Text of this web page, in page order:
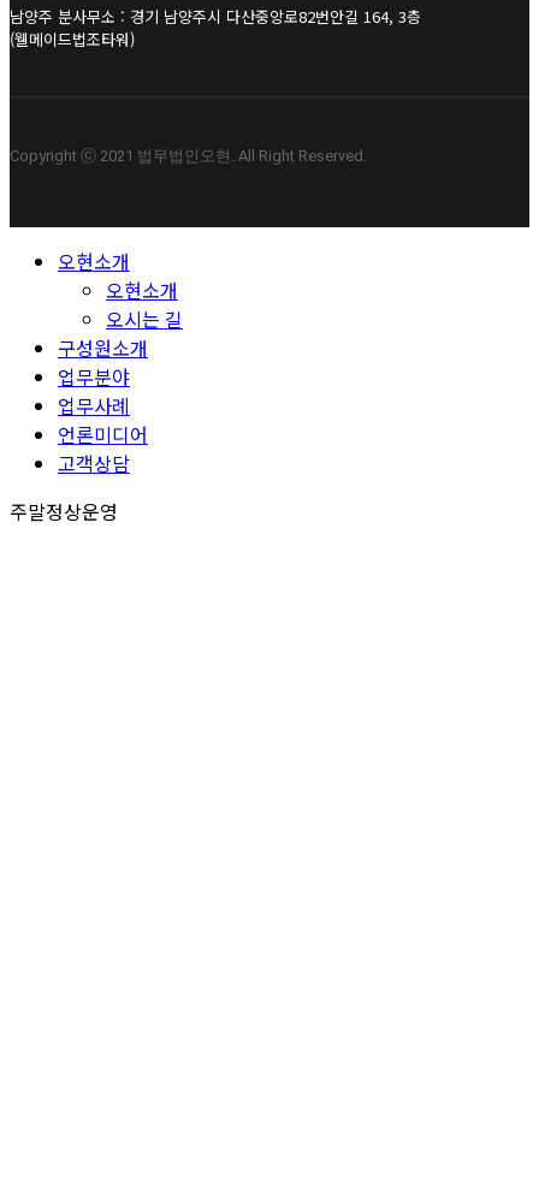
남양주 분사무소 : 경기 남양주시 다산중앙로82번안길 164, 3층
(웰메이드법조타워)
Copyright ⓒ 2021 법무법인오현. All Right Reserved.
Close 오현소개
오현소개
오시는 길
구성원소개
업무분야
업무사례
언론미디어
고객상담
주말정상운영